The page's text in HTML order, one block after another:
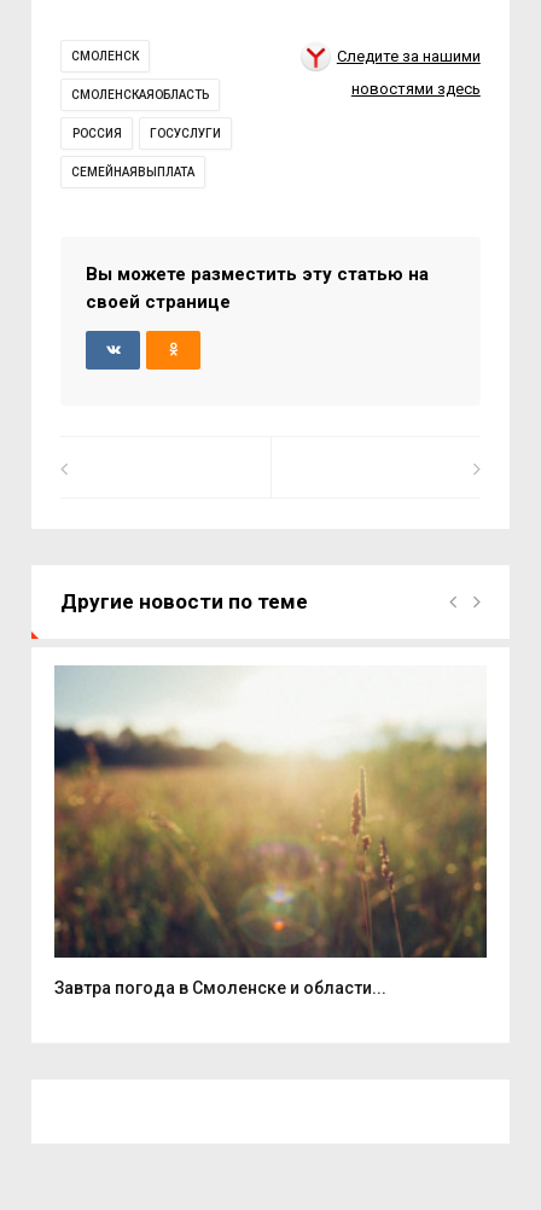
СМОЛЕНСК
СМОЛЕНСКАЯОБЛАСТЬ
РОССИЯ ГОСУСЛУГИ
СЕМЕЙНАЯВЫПЛАТА
Следите за нашими
новостями здесь
Вы можете разместить эту статью на
своей странице
Другие новости по теме
Завтра погода в Смоленске и области...